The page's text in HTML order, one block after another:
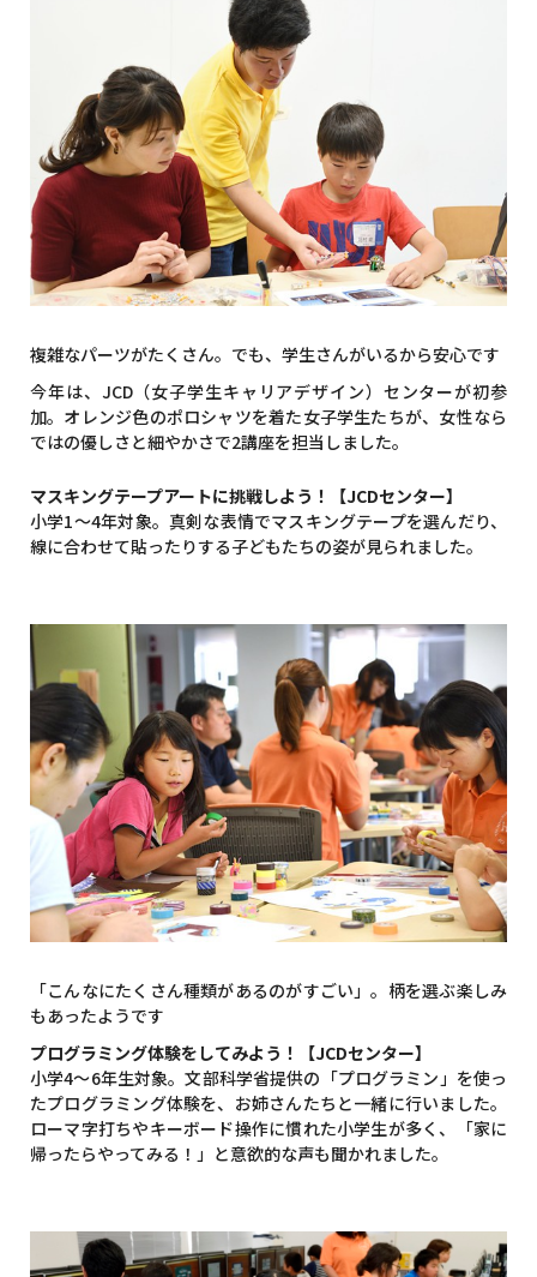
複雑なパーツがたくさん。でも、学生さんがいるから安心です
今年は、JCD（女子学生キャリアデザイン）センターが初参
加。オレンジ色のポロシャツを着た女子学生たちが、女性なら
ではの優しさと細やかさで2講座を担当しました。
マスキングテープアートに挑戦しよう！【JCDセンター】
小学1～4年対象。真剣な表情でマスキングテープを選んだり、
線に合わせて貼ったりする子どもたちの姿が見られました。
「こんなにたくさん種類があるのがすごい」。柄を選ぶ楽しみ
もあったようです
プログラミング体験をしてみよう！【JCDセンター】
小学4～6年生対象。文部科学省提供の「プログラミン」を使っ
たプログラミング体験を、お姉さんたちと一緒に行いました。
ローマ字打ちやキーボード操作に慣れた小学生が多く、「家に
帰ったらやってみる！」と意欲的な声も聞かれました。